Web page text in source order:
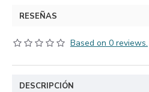
RESEÑAS
Based on 0 reviews.
DESCRIPCIÓN